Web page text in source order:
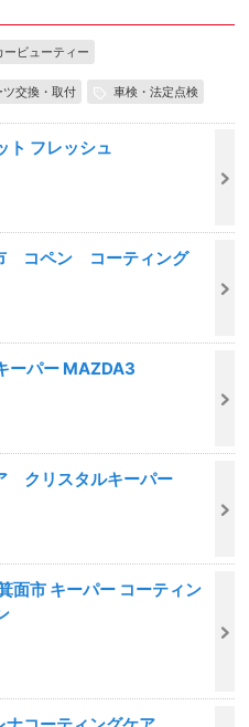
ービューティー
ツ交換・取付 車検・法定点検
ト フレッシュ
コペン コーティング
ーパー MAZDA3
クリスタルキーパー
面市 キーパー コーティン